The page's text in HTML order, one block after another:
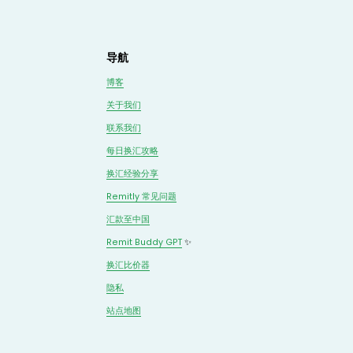
导航
博客
关于我们
联系我们
每日换汇攻略
换汇经验分享
Remitly 常见问题
汇款至中国
Remit Buddy GPT ✨
换汇比价器
隐私
站点地图